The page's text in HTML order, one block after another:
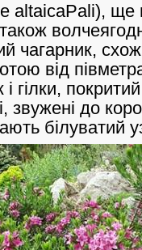
altaicaPali), ще
чагарник,
від
гілки,
звужені до
білуватий